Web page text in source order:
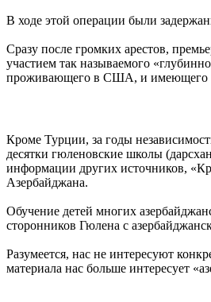
В ходе этой операции были
Сразу после громких арестов,
участием так называемого
проживающего в США, и имеющего
Кроме Турции, за годы
десятки гюленовские школы
информации других источников,
Азербайджана.
Обучение детей многих
сторонников Гюлена с
Разумеется, нас не интересуют
материала нас больше интересует